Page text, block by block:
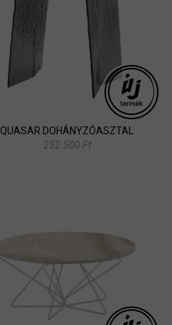
QUASAR DOHÁNYZÓASZTAL
252.500 Ft